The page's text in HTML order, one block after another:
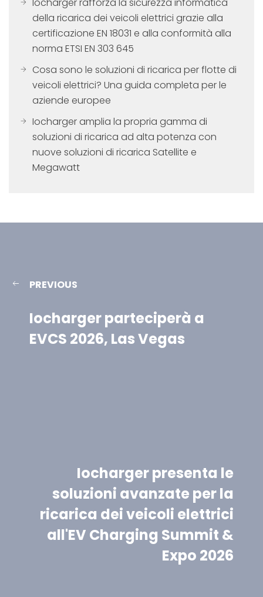
Iocharger rafforza la sicurezza informatica
della ricarica dei veicoli elettrici grazie alla
certificazione EN 18031 e alla conformità alla
norma ETSI EN 303 645
Cosa sono le soluzioni di ricarica per flotte di
veicoli elettrici? Una guida completa per le
aziende europee
Iocharger amplia la propria gamma di
soluzioni di ricarica ad alta potenza con
nuove soluzioni di ricarica Satellite e
Megawatt
PREVIOUS
Iocharger parteciperà a
EVCS 2026, Las Vegas
Iocharger presenta le
soluzioni avanzate per la
ricarica dei veicoli elettrici
all'EV Charging Summit &
Expo 2026